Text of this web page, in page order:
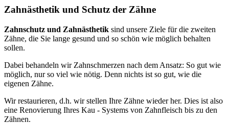
Zahnästhetik und Schutz der Zähne
Zahnschutz und Zahnästhetik sind unsere Ziele für die zweiten
Zähne, die Sie lange gesund und so schön wie möglich behalten
sollen.
Dabei behandeln wir Zahnschmerzen nach dem Ansatz: So gut wie
möglich, nur so viel wie nötig. Denn nichts ist so gut, wie die
eigenen Zähne.
Wir restaurieren, d.h. wir stellen Ihre Zähne wieder her. Dies ist also
eine Renovierung Ihres Kau - Systems von Zahnfleisch bis zu den
Zähnen.